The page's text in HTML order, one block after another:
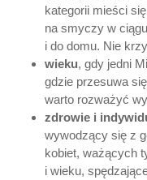
kategorii mieści
na smyczy w
i do domu. Nie
wieku, gdy jedni
gdzie przesuwa
warto rozważyć
zdrowie i
wywodzący się z
kobiet, ważących
i wieku,